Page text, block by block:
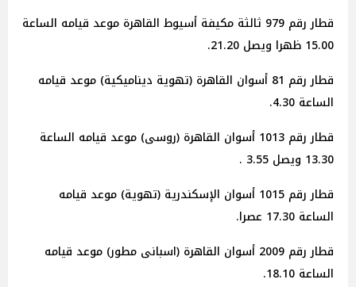
قطار رقم 979 ثالثة مكيفة أسيوط القاهرة موعد قيامه الساعة
15.00 ظهرا ويصل 21.20.
قطار رقم 81 أسوان القاهرة (تهوية ديناميكية) موعد قيامه
الساعة 4.30.
قطار رقم 1013 أسوان القاهرة (روسى) موعد قيامه الساعة
13.30 ويصل 3.55 .
قطار رقم 1015 أسوان الإسكندرية (تهوية) موعد قيامه
الساعة 17.30 عصرا.
قطار رقم 2009 أسوان القاهرة (اسبانى مطور) موعد قيامه
الساعة 18.10.